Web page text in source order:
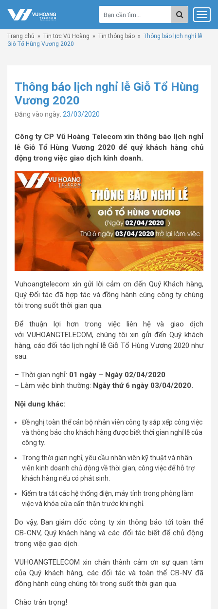
Trang chủ » Tin tức Vũ Hoàng » Tin thông báo » Thông báo lịch nghỉ lễ
Giỗ Tổ Hùng Vương 2020
Thông báo lịch nghỉ lễ Giỗ Tổ Hùng
Vương 2020
Đăng vào ngày: 23/03/2020
Công ty CP Vũ Hoàng Telecom xin thông báo lịch nghỉ
lễ Giỗ Tổ Hùng Vương 2020 để quý khách hàng chủ
động trong việc giao dịch kinh doanh.
Vuhoangtelecom xin gửi lời cảm ơn đến Quý Khách hàng,
Quý Đối tác đã hợp tác và đồng hành cùng công ty chúng
tôi trong suốt thời gian qua.
Để thuận lợi hơn trong việc liên hệ và giao dịch
với VUHOANGTELECOM, chúng tôi xin gửi đến Quý khách
hàng, các đối tác lịch nghỉ lễ Giỗ Tổ Hùng Vương 2020 như
sau:
– Thời gian nghỉ: 01 ngày – Ngày 02/04/2020.
– Làm việc bình thường: Ngày thứ 6 ngày 03/04/2020.
Nội dung khác:
Đề nghị toàn thể cán bộ nhân viên công ty sắp xếp công việc
và thông báo cho khách hàng được biết thời gian nghỉ lễ của
công ty.
Trong thời gian nghỉ, yêu cầu nhân viên kỹ thuật và nhân
viên kinh doanh chủ động về thời gian, công việc để hỗ trợ
khách hàng nếu có phát sinh.
Kiểm tra tắt các hệ thống điện, máy tính trong phòng làm
việc và khóa cửa cẩn thận trước khi nghỉ.
Do vậy, Ban giám đốc công ty xin thông báo tới toàn thể
CB-CNV, Quý khách hàng và các đối tác biết để chủ động
trong việc giao dịch.
VUHOANGTELECOM xin chân thành cảm ơn sự quan tâm
của Quý khách hàng, các đối tác và toàn thể CB-NV đã
đồng hành cùng chúng tôi trong suốt thời gian qua.
Chào trân trọng!